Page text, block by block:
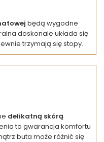
będą wygodne
doskonale układa się
trzymają się stopy.
delikatną skórą
to gwarancja komfortu
buta może różnić się